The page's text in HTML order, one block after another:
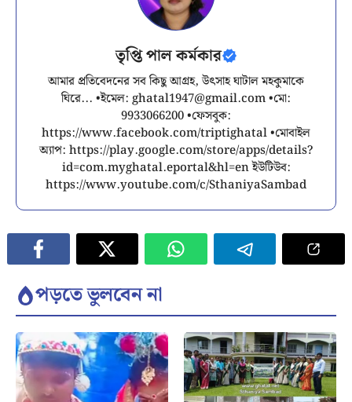
তৃপ্তি পাল কর্মকার
আমার প্রতিবেদনের সব কিছু আগ্রহ, উৎসাহ ঘাটাল মহকুমাকে
ঘিরে... •ইমেল: ghatal1947@gmail.com•মো:
9933066200 •ফেসবুক:
https://www.facebook.com/triptighatal •মোবাইল
অ্যাপ: https://play.google.com/store/apps/details?
id=com.myghatal.eportal&hl=en ইউটিউব:
https://www.youtube.com/c/SthaniyaSambad
পড়তে ভুলবেন না